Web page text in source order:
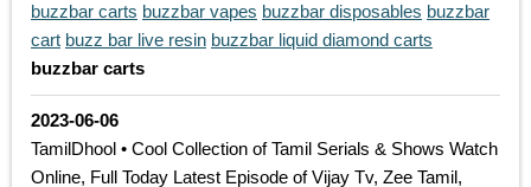
buzzbar carts buzzbar vapes buzzbar disposables buzzbar
cart buzz bar live resin buzzbar liquid diamond carts
buzzbar carts
2023-06-06
TamilDhool • Cool Collection of Tamil Serials & Shows Watch
Online, Full Today Latest Episode of Vijay Tv, Zee Tamil,